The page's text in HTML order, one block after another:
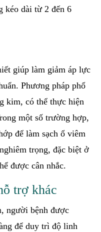
kéo dài từ 2 đến 6
giúp làm giảm áp lực
Phương pháp phổ
kim, có thể thực hiện
một số trường hợp,
để làm sạch ổ viêm
trọng, đặc biệt ở
được cân nhắc.
trợ khác
người bệnh được
để duy trì độ linh